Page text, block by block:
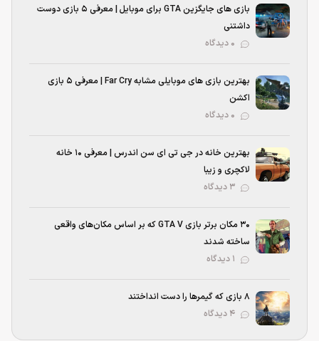
بازی های جایگزین GTA برای موبایل | معرفی ۵ بازی دوست
داشتنی
بهترین بازی‌ های موبایلی مشابه Far Cry | معرفی ۵ بازی
اکشن
بهترین خانه در جی تی ای سن اندرس | معرفی ۱۰ خانه
لاکچری و زیبا
۳۰ مکان برتر بازی GTA V که بر اساس مکان‌های واقعی
ساخته شدند
۸ بازی که گیمرها را دست انداختند